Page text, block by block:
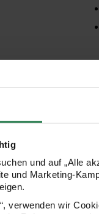
und auf „Alle
und Marketing-
verwenden wir